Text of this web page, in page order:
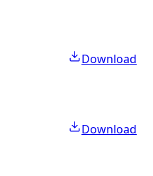
Download
Download